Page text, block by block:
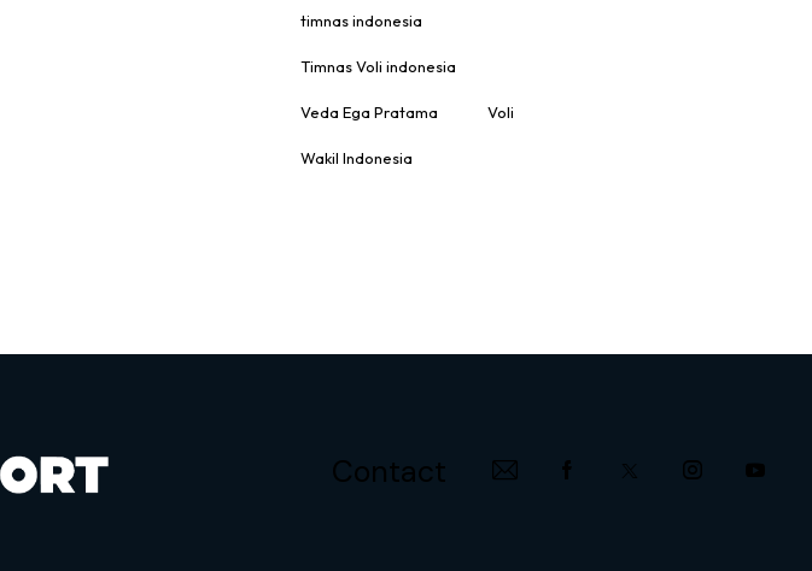
timnas indonesia
Timnas Voli indonesia
Veda Ega Pratama Voli
Wakil Indonesia
Contact